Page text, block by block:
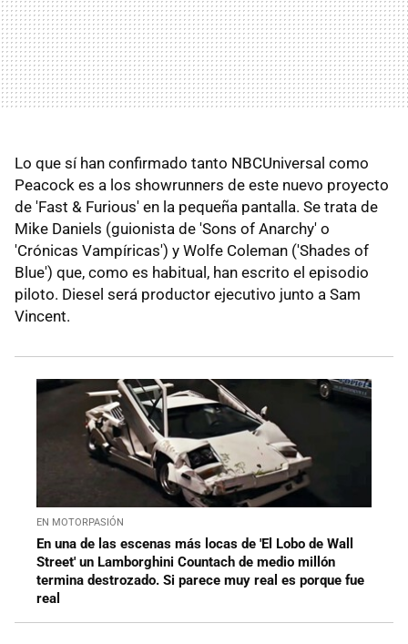
Lo que sí han confirmado tanto NBCUniversal como
Peacock es a los showrunners de este nuevo proyecto
de 'Fast & Furious' en la pequeña pantalla. Se trata de
Mike Daniels (guionista de 'Sons of Anarchy' o
'Crónicas Vampíricas') y Wolfe Coleman ('Shades of
Blue') que, como es habitual, han escrito el episodio
piloto. Diesel será productor ejecutivo junto a Sam
Vincent.
EN MOTORPASIÓN
En una de las escenas más locas de 'El Lobo de Wall
Street' un Lamborghini Countach de medio millón
termina destrozado. Si parece muy real es porque fue
real